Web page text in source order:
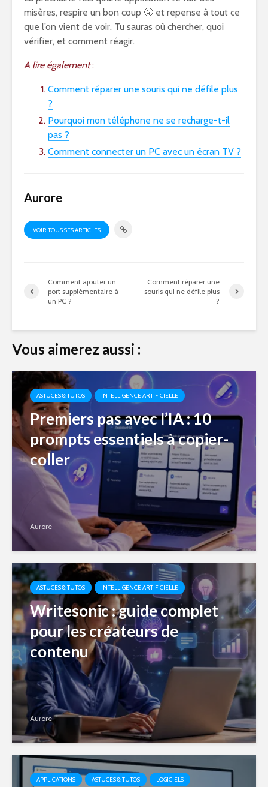
misères, respire un bon coup 😤 et repense à tout ce
que l’on vient de voir. Tu sauras où chercher, quoi
vérifier, et comment réagir.
A lire également:
Comment réparer une souris qui ne défile plus
?
Pourquoi mon téléphone ne se recharge-t-il
pas ?
Comment connecter un PC avec un écran TV ?
Aurore
VOIR TOUS SES ARTICLES
Comment ajouter un
port supplémentaire à
un PC ?
Comment réparer une
souris qui ne défile plus
?
Vous aimerez aussi :
ASTUCES & TUTOS INTELLIGENCE ARTIFICIELLE
Premiers pas avec l’IA : 10
prompts essentiels à copier-
coller
Aurore
ASTUCES & TUTOS INTELLIGENCE ARTIFICIELLE
Writesonic : guide complet
pour les créateurs de
contenu
Aurore
APPLICATIONS ASTUCES & TUTOS LOGICIELS